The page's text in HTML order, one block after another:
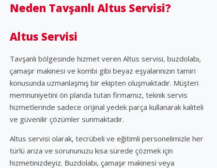
Neden Tavşanlı Altus Servisi?
Altus Servisi
Tavşanlı bölgesinde hizmet veren Altus servisi, buzdolabı,
çamaşır makinesi ve kombi gibi beyaz eşyalarınızın tamiri
konusunda uzmanlaşmış bir ekipten oluşmaktadır. Müşteri
memnuniyetini ön planda tutan firmamız, teknik servis
hizmetlerinde sadece orijinal yedek parça kullanarak kaliteli
ve güvenilir çözümler sunmaktadır.
Altus servisi olarak, tecrübeli ve eğitimli personelimizle her
türlü arıza ve sorununuzu kısa sürede çözmek için
hizmetinizdeyiz. Buzdolabı, çamaşır makinesi veya